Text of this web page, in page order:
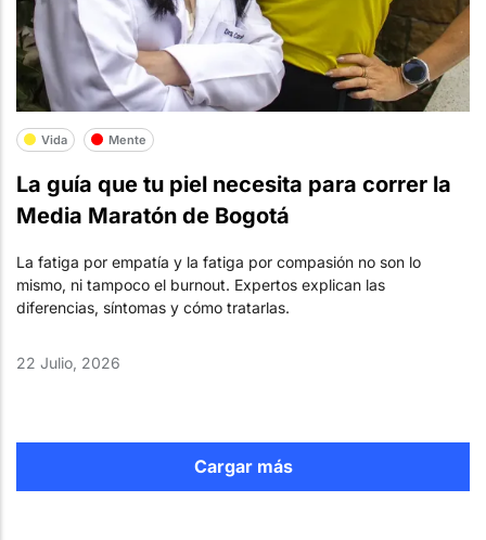
Vida Mente
La guía que tu piel necesita para correr la
Media Maratón de Bogotá
La fatiga por empatía y la fatiga por compasión no son lo
mismo, ni tampoco el burnout. Expertos explican las
diferencias, síntomas y cómo tratarlas.
22 Julio, 2026
Cargar más